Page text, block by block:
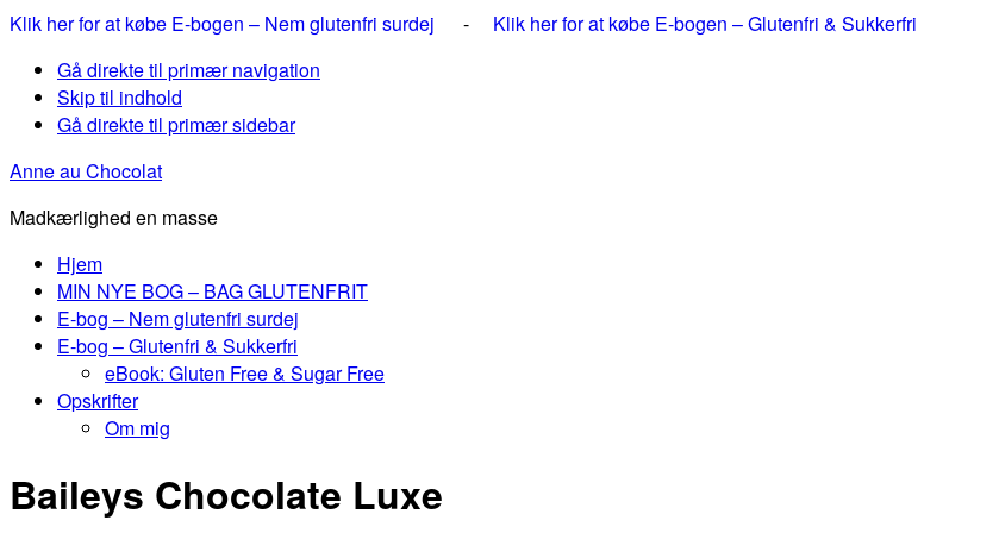
Klik her for at købe E-bogen – Nem glutenfri surdej - Klik her for at købe E-bogen – Glutenfri & Sukkerfri
Gå direkte til primær navigation
Skip til indhold
Gå direkte til primær sidebar
Anne au Chocolat
Madkærlighed en masse
Hjem
MIN NYE BOG – BAG GLUTENFRIT
E-bog – Nem glutenfri surdej
E-bog – Glutenfri & Sukkerfri
eBook: Gluten Free & Sugar Free
Opskrifter
Om mig
Baileys Chocolate Luxe